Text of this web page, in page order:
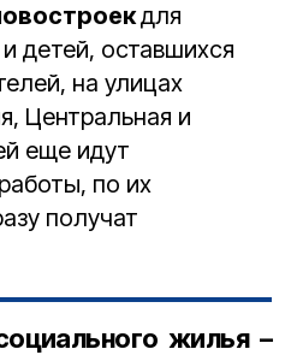
для
детей, оставшихся
на улицах
Центральная и
еще идут
по их
получат
жилья –